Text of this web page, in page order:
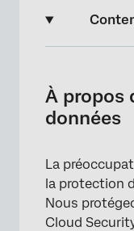
Acquisition
Méthodes de
Limites de la
Exemples de
À propos
données
La
la protection
Nous
Cloud